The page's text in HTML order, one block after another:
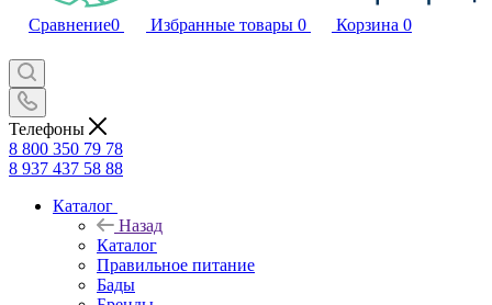
Сравнение0 Избранные товары 0 Корзина 0
Телефоны
8 800 350 79 78
8 937 437 58 88
Каталог
Назад
Каталог
Правильное питание
Бады